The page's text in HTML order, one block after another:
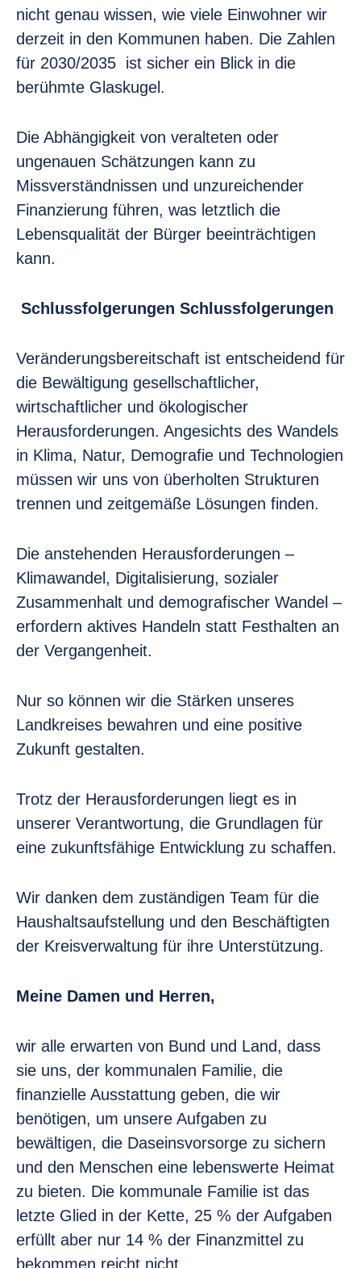
nicht genau wissen, wie viele Einwohner wir
derzeit in den Kommunen haben. Die Zahlen
für 2030/2035 ist sicher ein Blick in die
berühmte Glaskugel.
Die Abhängigkeit von veralteten oder
ungenauen Schätzungen kann zu
Missverständnissen und unzureichender
Finanzierung führen, was letztlich die
Lebensqualität der Bürger beeinträchtigen
kann.
Schlussfolgerungen Schlussfolgerungen
Veränderungsbereitschaft ist entscheidend für
die Bewältigung gesellschaftlicher,
wirtschaftlicher und ökologischer
Herausforderungen. Angesichts des Wandels
in Klima, Natur, Demografie und Technologien
müssen wir uns von überholten Strukturen
trennen und zeitgemäße Lösungen finden.
Die anstehenden Herausforderungen –
Klimawandel, Digitalisierung, sozialer
Zusammenhalt und demografischer Wandel –
erfordern aktives Handeln statt Festhalten an
der Vergangenheit.
Nur so können wir die Stärken unseres
Landkreises bewahren und eine positive
Zukunft gestalten.
Trotz der Herausforderungen liegt es in
unserer Verantwortung, die Grundlagen für
eine zukunftsfähige Entwicklung zu schaffen.
Wir danken dem zuständigen Team für die
Haushaltsaufstellung und den Beschäftigten
der Kreisverwaltung für ihre Unterstützung.
Meine Damen und Herren,
wir alle erwarten von Bund und Land, dass
sie uns, der kommunalen Familie, die
finanzielle Ausstattung geben, die wir
benötigen, um unsere Aufgaben zu
bewältigen, die Daseinsvorsorge zu sichern
und den Menschen eine lebenswerte Heimat
zu bieten. Die kommunale Familie ist das
letzte Glied in der Kette, 25 % der Aufgaben
erfüllt aber nur 14 % der Finanzmittel zu
bekommen reicht nicht.